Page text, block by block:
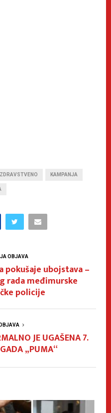
KAMPANJA
OBJAVA
pokušaje ubojstava –
rada međimurske
policije
JE UGAŠENA 7.
„PUMA“